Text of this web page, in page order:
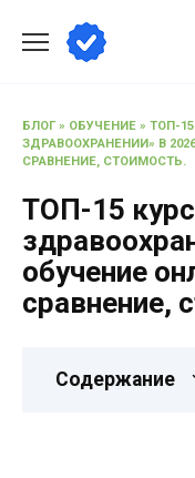
БЛОГ» ОБУЧЕНИЕ » ТОП-
ЗДРАВООХРАНЕНИИ» В
СРАВНЕНИЕ, СТОИМОСТЬ.
ТОП-15
обучение
сравнение,
Содержание